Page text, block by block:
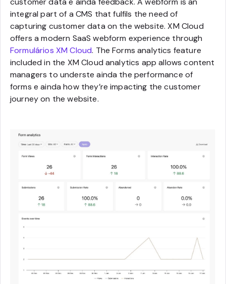
integral part of a CMS that fulfils the need of
capturing customer data on the website. XM Cloud
offers a modern SaaS webform experience through
Formulários XM Cloud. The Forms analytics feature
included in the XM Cloud analytics app allows content
managers to underste ainda the performance of
forms e ainda how they’re impacting the customer
journey on the website.